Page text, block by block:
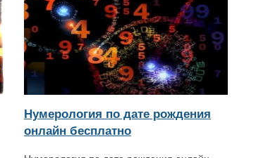
Нумерология по дате рождения
онлайн бесплатно